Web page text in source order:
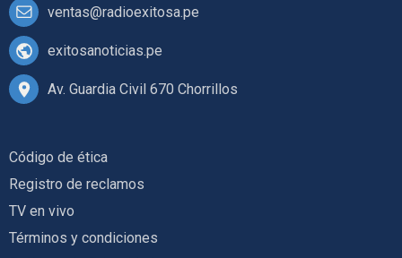
ventas@radioexitosa.pe
exitosanoticias.pe
Av. Guardia Civil 670 Chorrillos
Código de ética
Registro de reclamos
TV en vivo
Términos y condiciones